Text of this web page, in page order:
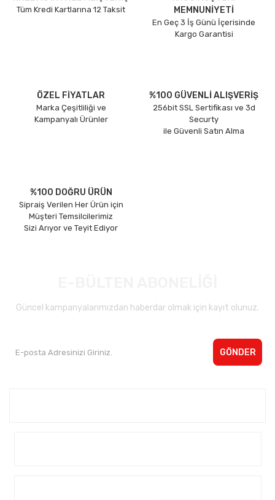
Tüm Kredi Kartlarına 12 Taksit
MEMNUNİYETİ
En Geç 3 İş Günü İçerisinde
Kargo Garantisi
ÖZEL FİYATLAR
Marka Çeşitliliği ve
Kampanyalı Ürünler
%100 GÜVENLİ ALIŞVERİŞ
256bit SSL Sertifikası ve 3d
Securty
ile Güvenli Satın Alma
%100 DOĞRU ÜRÜN
Sipraiş Verilen Her Ürün için
Müşteri Temsilcilerimiz
Sizi Arıyor ve Teyit Ediyor
Güncel kampanyalarımızdan haberdar olmak için kayıt olunuz.
GÖNDER